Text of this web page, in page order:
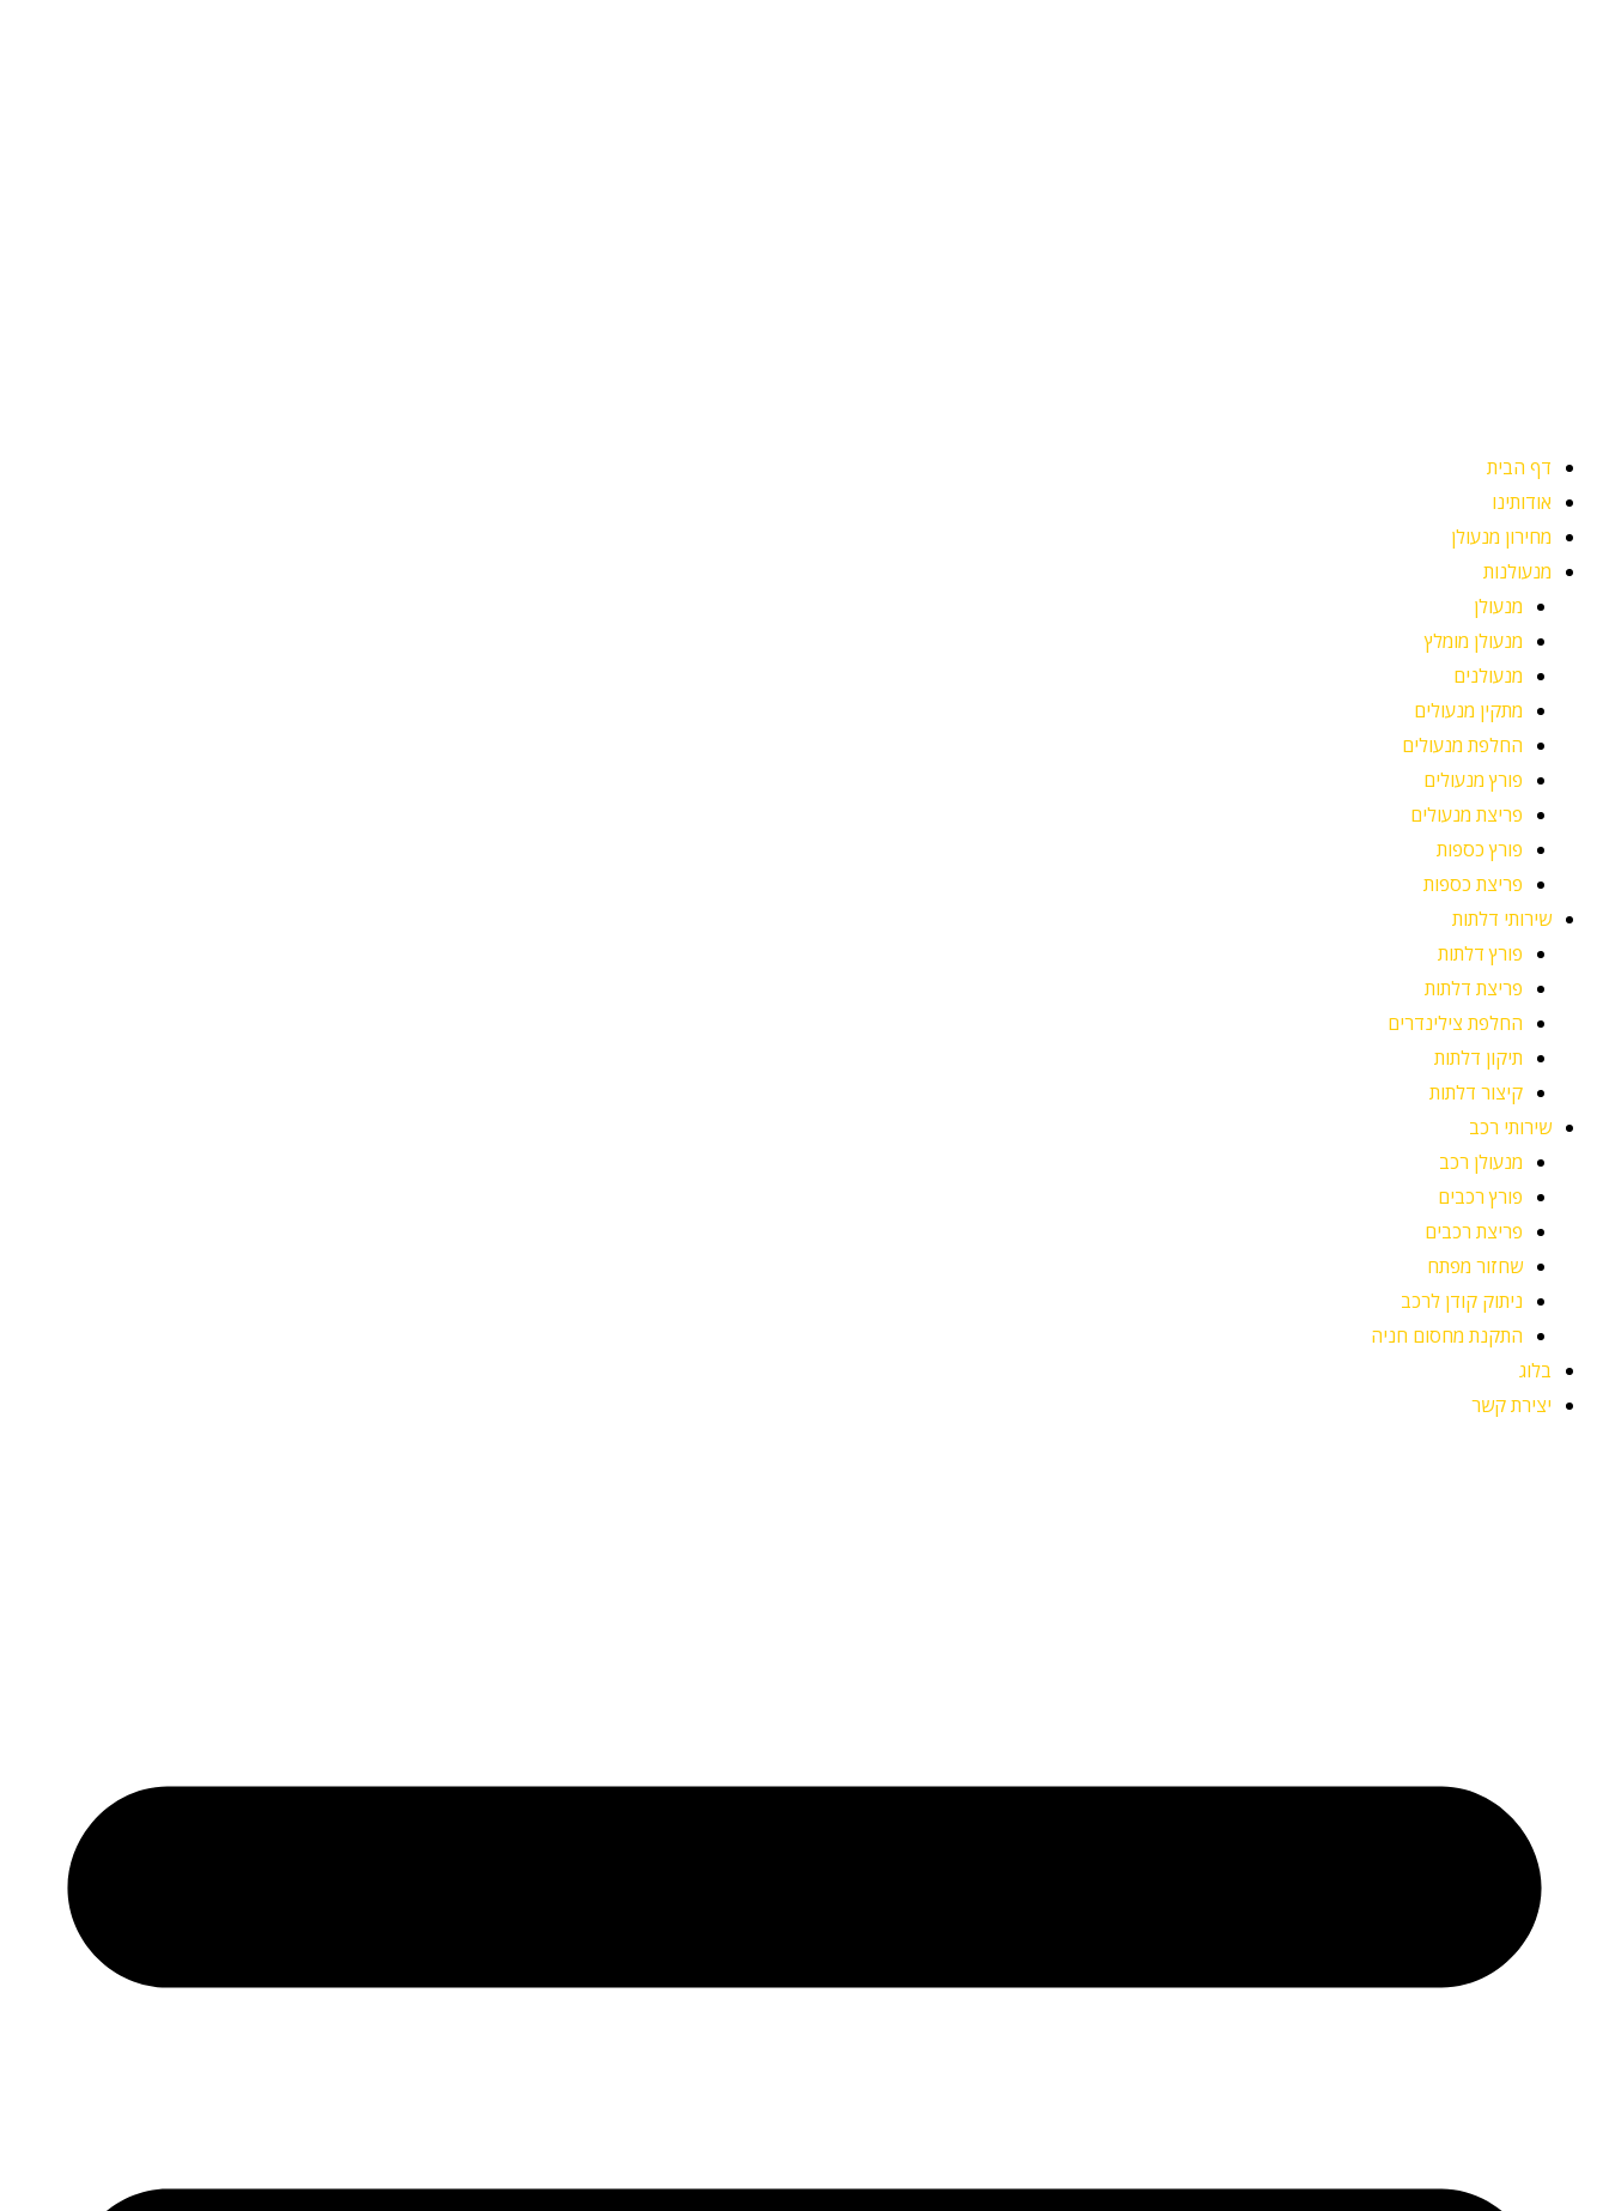
דף הבית
אודותינו
מחירון מנעולן
מנעולנות
מנעולן
מנעולן מומלץ
מנעולנים
מתקין מנעולים
החלפת מנעולים
פורץ מנעולים
פריצת מנעולים
פורץ כספות
פריצת כספות
שירותי דלתות
פורץ דלתות
פריצת דלתות
החלפת צילינדרים
תיקון דלתות
קיצור דלתות
שירותי רכב
מנעולן רכב
פורץ רכבים
פריצת רכבים
שחזור מפתח
ניתוק קודן לרכב
התקנת מחסום חניה
בלוג
יצירת קשר